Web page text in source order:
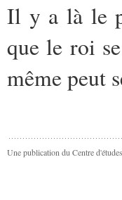
Il y a là le
que le roi
même peut
Une publication du Centre